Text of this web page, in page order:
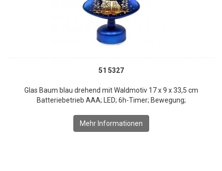
51 5327
Glas Baum blau drehend mit Waldmotiv 17 x 9 x 33,5 cm
Batteriebetrieb AAA; LED; 6h-Timer; Bewegung;
Mehr Informationen